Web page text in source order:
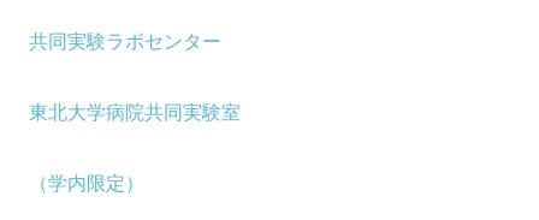
共同実験ラボセンター
東北大学病院共同実験室
（学内限定）